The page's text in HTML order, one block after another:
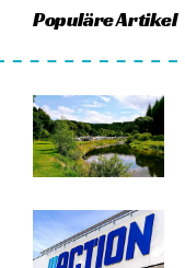
Populäre Artikel